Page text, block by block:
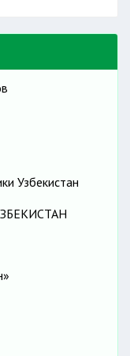
Узбекистан